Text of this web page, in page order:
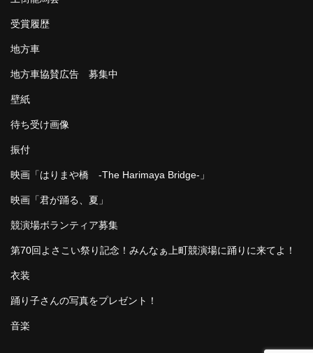
受賞履歴
地方車
地方車協賛広告 募集中
壁紙
待ち受け画像
振付
映画「はりまや橋 -The Harimaya Bridge-」
映画「君が踊る、夏」
競演場ボランティア募集
第70回よさこい祭り記念！みんなぁ上町競演場に踊りに来てよ！
衣装
踊り子さんの写真をプレゼント！
音楽